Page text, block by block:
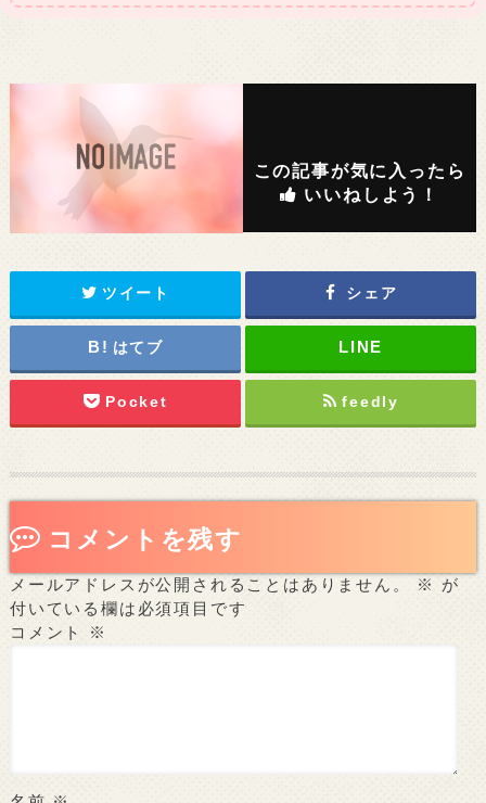
この記事が気に入ったら
いいねしよう！
ツイート シェア
はてブ
Pocket feedly
コメントを残す
メールアドレスが公開されることはありません。 ※
が
付いている欄は必須項目です
コメント
※